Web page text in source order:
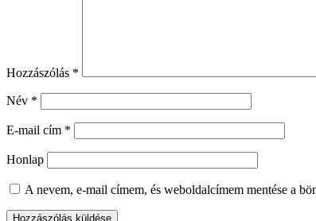
Hozzászólás *
Név *
E-mail cím *
Honlap
A nevem, e-mail címem, és weboldalcímem mentése a